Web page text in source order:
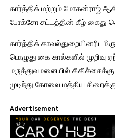
கார்த்திக் மற்றும் மோகன்ராஜ்
போக்சோ சட்டத்தின் கீழ் கைது
கார்த்திக்
பொழுது கை கால்களில் முறிவு
மருத்துவமனையில்
முடிந்து கோவை மத்திய
Advertisement